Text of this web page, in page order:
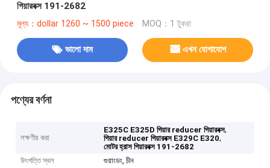
গিয়ারবক্স 191-2682
মূল্য：dollar 1260 ~ 1500 piece MOQ：1 টুকরা
ভালো দাম এখন যোগাযোগ
পণ্যের বর্ণনা
লক্ষণীয় করা
E325C E325D গিয়ার reducer গিয়ারবক্স,
গিয়ার reducer গিয়ারবক্স E329C E320,
মোটর হ্রাস গিয়ারবক্স 191-2682
উৎপত্তি স্থল
গুয়াংডং, চীন